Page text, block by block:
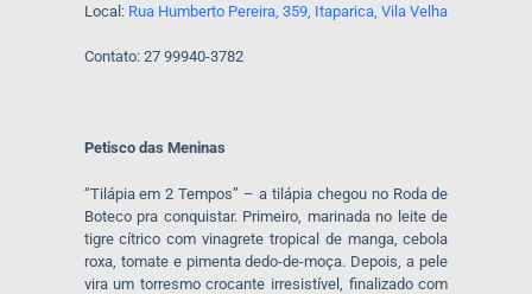
Local: Rua Humberto Pereira, 359, Itaparica, Vila Velha
Contato: 27 99940-3782
Petisco das Meninas
“Tilápia em 2 Tempos” – a tilápia chegou no Roda de
Boteco pra conquistar. Primeiro, marinada no leite de
tigre cítrico com vinagrete tropical de manga, cebola
roxa, tomate e pimenta dedo-de-moça. Depois, a pele
vira um torresmo crocante irresistível, finalizado com